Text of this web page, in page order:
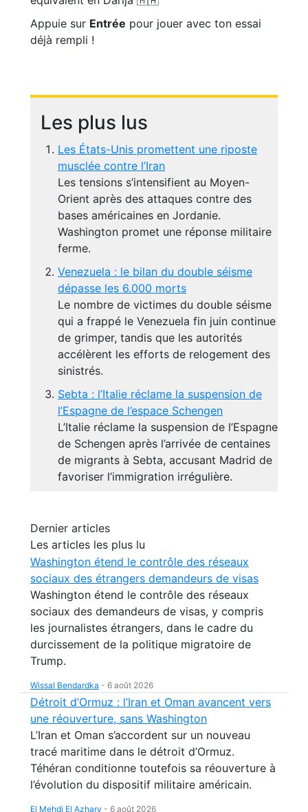
Appuie sur Entrée pour jouer avec ton essai
déjà rempli !
Les plus lus
Les États-Unis promettent une riposte
musclée contre l’Iran
Les tensions s’intensifient au Moyen-
Orient après des attaques contre des
bases américaines en Jordanie.
Washington promet une réponse militaire
ferme.
Venezuela : le bilan du double séisme
dépasse les 6.000 morts
Le nombre de victimes du double séisme
qui a frappé le Venezuela fin juin continue
de grimper, tandis que les autorités
accélèrent les efforts de relogement des
sinistrés.
Sebta : l’Italie réclame la suspension de
l’Espagne de l’espace Schengen
L’Italie réclame la suspension de l’Espagne
de Schengen après l’arrivée de centaines
de migrants à Sebta, accusant Madrid de
favoriser l’immigration irrégulière.
Dernier articles
Les articles les plus lu
Washington étend le contrôle des réseaux
sociaux des étrangers demandeurs de visas
Washington étend le contrôle des réseaux
sociaux des demandeurs de visas, y compris
les journalistes étrangers, dans le cadre du
durcissement de la politique migratoire de
Trump.
Wissal Bendardka - 6 août 2026
Détroit d’Ormuz : l’Iran et Oman avancent vers
une réouverture, sans Washington
L’Iran et Oman s’accordent sur un nouveau
tracé maritime dans le détroit d’Ormuz.
Téhéran conditionne toutefois sa réouverture à
l’évolution du dispositif militaire américain.
El Mehdi El Azhary - 6 août 2026